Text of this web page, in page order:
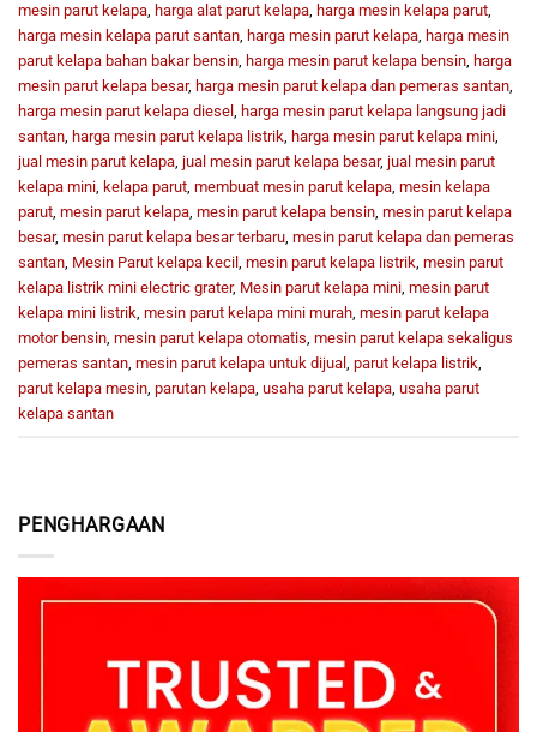
PENGHARGAAN
mesin parut kelapa, harga alat parut kelapa, harga mesin kelapa parut,
harga mesin kelapa parut santan, harga mesin parut kelapa, harga mesin
parut kelapa bahan bakar bensin, harga mesin parut kelapa bensin, harga
mesin parut kelapa besar, harga mesin parut kelapa dan pemeras santan,
harga mesin parut kelapa diesel , harga mesin parut kelapa langsung jadi
santan, harga mesin parut kelapa listrik, harga mesin parut kelapa mini,
jual mesin parut kelapa, jual mesin parut kelapa besar, jual mesin parut
kelapa mini, kelapa parut, membuat mesin parut kelapa, mesin kelapa
parut, mesin parut kelapa, mesin parut kelapa bensin, mesin parut kelapa
besar, mesin parut kelapa besar terbaru, mesin parut kelapa dan pemeras
santan, Mesin Parut kelapa kecil , mesin parut kelapa listrik, mesin parut
kelapa listrik mini electric grater, Mesin parut kelapa mini, mesin parut
kelapa mini listrik, mesin parut kelapa mini murah, mesin parut kelapa
motor bensin, mesin parut kelapa otomatis, mesin parut kelapa sekaligus
pemeras santan, mesin parut kelapa untuk dijual , parut kelapa listrik,
parut kelapa mesin, parutan kelapa, usaha parut kelapa, usaha parut
kelapa santan